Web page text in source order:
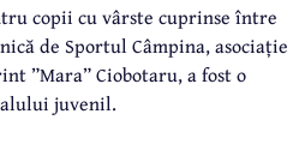
copii cu vârste cuprinse între
de Sportul Câmpina, asociație
”Mara” Ciobotaru, a fost o
juvenil.